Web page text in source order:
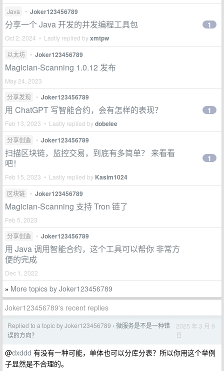
Java • Joker123456789
分享一个 Java 开发的并发编程工具包
Oct 2, 2024 • Lastly replied byxmtpw
1
以太坊 • Joker123456789
Magician-Scanning 1.0.12 发布
May 24, 2023
分享发现
• Joker123456789
用 ChatGPT 写智能合约，会有怎样的表现？
Feb 13, 2023 • Lastly replied bydobelee
1
分享创造 • Joker123456789
扫描区块链，监控交易，到底有多简单？ 来看看
吧！
Feb 15, 2023 • Lastly replied by Kasim1024
1
区块链 • Joker123456789
Magician-Scanning 支持 Tron 链了
Feb 5, 2023
分享创造
• Joker123456789
用 Java 调用智能合约，这个工具可以帮你 非常方
便的完成
Dec 1, 2022
» More topics by Joker123456789
Joker123456789's recent replies
Replied to a topic by Joker123456789 › 微服务是不是一种错
误的方向？
2025 年 3 月 9
日
@dxddd 有没有一种可能，单体也可以分库分表？所以你用这个举例
子显然是不合理的。